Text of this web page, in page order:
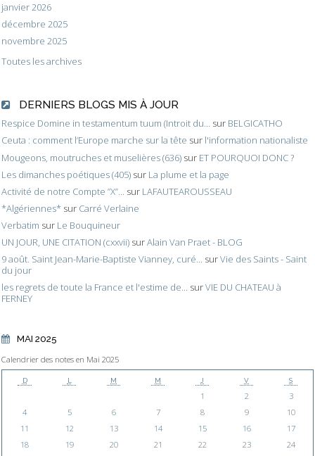
janvier 2026
décembre 2025
novembre 2025
Toutes les archives
DERNIERS BLOGS MIS À JOUR
Respice Domine in testamentum tuum (Introit du... sur BELGICATHO
Ceuta : comment l’Europe marche sur la tête sur l'information nationaliste
Mougeons, moutruches et muselières (636) sur ET POURQUOI DONC ?
Les dimanches poétiques (405) sur La plume et la page
Activité de notre Compte ”X”... sur LAFAUTEAROUSSEAU
*Algériennes* sur Carré Verlaine
Verbatim sur Le Bouquineur
UN JOUR, UNE CITATION (cxxvii) surAlain Van Praet - BLOG
9 août. Saint Jean-Marie-Baptiste Vianney, curé... surVie des Saints - Saint
du jour
les regrets de toute la France et l'estime de... surVIE DU CHATEAU à
FERNEY
MAI 2025
Calendrier des notes en Mai 2025
D L M M J V S
1 2
3
4
5 6 7 8 9
10
11
12 13 14 15 16
17
18
19 20 21 22 23
24